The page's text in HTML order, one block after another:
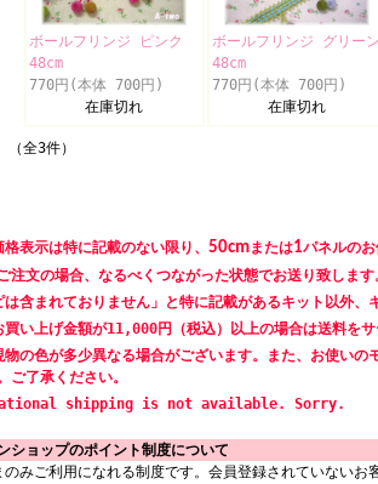
ボールフリンジ ピンク
48cm
770円(本体 700円)
在庫切れ
ボールフリンジ グリーン
48cm
770円(本体 700円)
在庫切れ
全3件）
表示は特に記載のない限り、 50cmまたは1パネルのお
注文の場合、なるべくつながった状態でお送り致します
含まれておりません」と特に記載があるキット以外、
買い上げ金額が11,000円（税込）以上の場合は送料をサ
物の色が多少異なる場合がございます。また、お使いの
ご了承ください。
shipping is not available. Sorry.
ショップのポイント制度について
みご利用になれる制度です。会員登録されていないお